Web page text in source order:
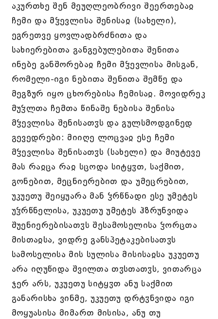
აკურთხე შენ მეუღლეობრივი შეერთებაჲ
ჩემი და მჴევლისა შენისაჲ (სახელი),
ეგრეთვე ყოვლადბრძნითა და
სახიერებითა განგებულებითა შენითა
ინებე განშორებაჲ ჩემი მჴევლისა მისგან,
რომელი-იგი ნებითა შენითა შემწე და
მეგზურ იყო ცხორებისა ჩემისაჲ. მოვიდრეკ
მუჴლთა ჩემთა წინაშე ნებისა შენისა
მჴევლისა შენისათჳს და გულსმოდგინედ
გევედრები: მიიღე ლოცვაჲ ესე ჩემი
მჴევლისა შენისათჳს (სახელი) და მიუტევე
მას რაჲცა რაჲ სცოდა სიტყჳთ, საქმით,
გონებით, მეცნიერებით და უმეცრებით,
უკუეთუ შეიყუარა მან ჴრწნადი ესე უმეტეს
უჴრწნელისა, უკუეთუ უმეტეს ჰზრუნვიდა
შუენიერებისათჳს შესამოსელისა ჴორცთა
მისთაჲსა, ვიდრე განსპეტაკებისათჳს
სამოსელისა მის სულისა მისისაჲსა უკუეთუ
არა იღუწიდა შვილთა თჳსთათჳს, ვითარცა
ჯერ არს, უკუეთუ სიტყჳთ ანუ საქმით
განარისხა ვინმე, უკუეთუ დრტჳნვიდა იგი
მოყუასისა მიმართ მისისა, ანუ თუ